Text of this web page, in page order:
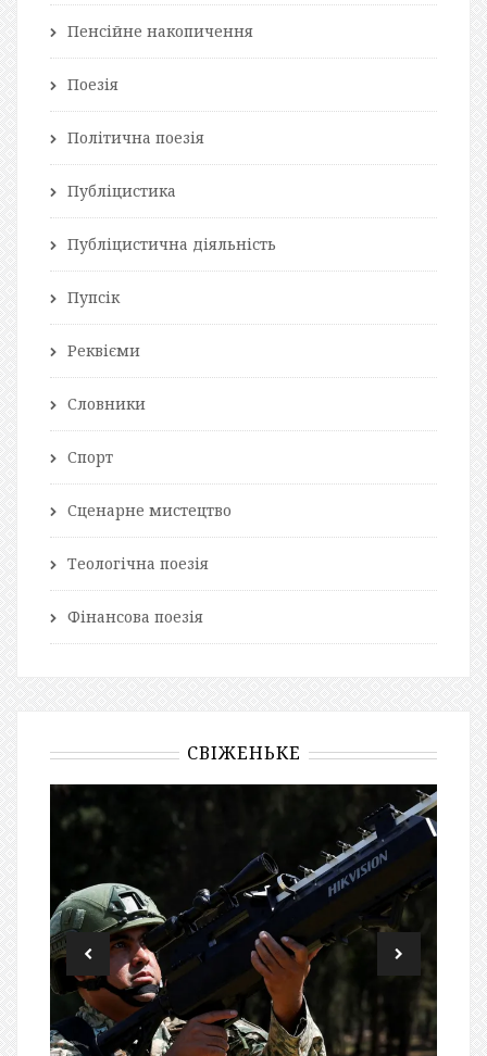
Пенсійне накопичення
Поезія
Політична поезія
Публіцистика
Публіцистична діяльність
Пупсік
Реквієми
Словники
Спорт
Сценарне мистецтво
Теологічна поезія
Фінансова поезія
СВІЖЕНЬКЕ